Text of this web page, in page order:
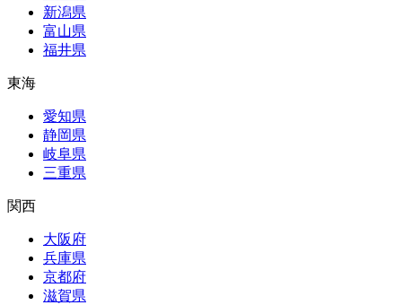
新潟県
富山県
福井県
東海
愛知県
静岡県
岐阜県
三重県
関西
大阪府
兵庫県
京都府
滋賀県